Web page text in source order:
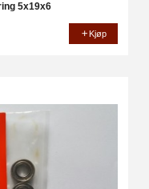
5x19x6
Kjøp